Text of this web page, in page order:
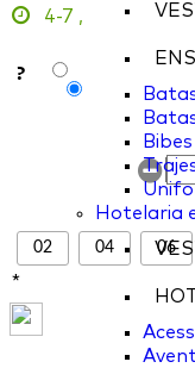
Hotelaria
4-7 ,
?
02 04 06
*